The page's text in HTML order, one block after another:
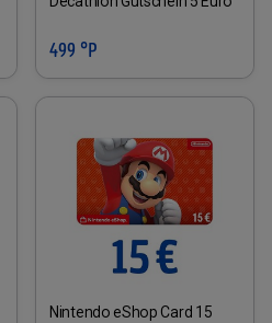
499 °P
Nintendo eShop Card 15